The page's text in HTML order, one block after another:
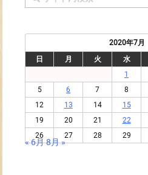
2020年7月
日
月 火 水
1
5
6 7 8
12
13 14 15
19
20 21 22
26
27 28 29
« 6月8月 »